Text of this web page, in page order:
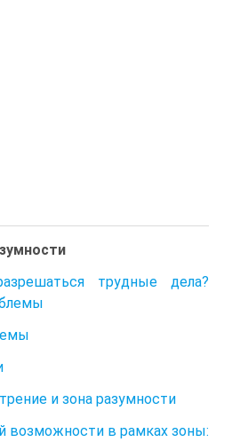
трудные дела?
и зона разумности
возможности в рамках зоны: